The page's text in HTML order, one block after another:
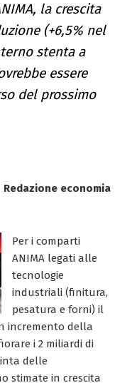
la crescita
(+6,5% nel
stenta a
essere
del prossimo
Redazione economia
Per i comparti
ANIMA legati alle
tecnologie
industriali (finitura,
pesatura e forni) il
incremento della
i 2 miliardi di
delle
stimate in crescita